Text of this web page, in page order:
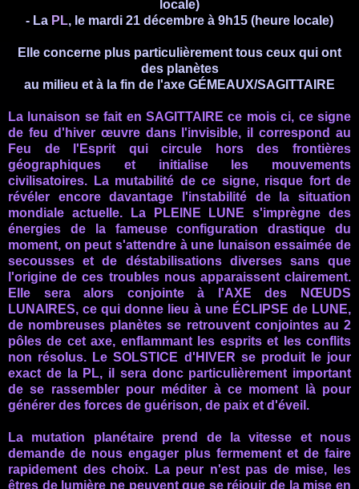
locale)
- La PL, le mardi 21 décembre à 9h15 (heure locale)
Elle concerne plus particulièrement tous ceux qui ont
des planètes
au milieu et à la fin de l'axe GÉMEAUX/SAGITTAIRE
La lunaison se fait en SAGITTAIRE ce mois ci, ce signe
de feu d'hiver œuvre dans l'invisible, il correspond au
Feu de l'Esprit qui circule hors des frontières
géographiques et initialise les mouvements
civilisatoires. La mutabilité de ce signe, risque fort de
révéler encore davantage l'instabilité de la situation
mondiale actuelle. La PLEINE LUNEs'imprègne des
énergies de la fameuse configuration drastique du
moment, on peut s'attendre à une lunaisonessaimée de
secousses et de déstabilisations diverses sans que
l'origine de ces troubles nous apparaissent clairement.
Elle sera alors conjointe à l'AXE des NŒUDS
LUNAIRES, ce qui donne lieu à une ÉCLIPSE de LUNE,
de nombreuses planètes se retrouvent conjointes au 2
pôles de cet axe, enflammant les esprits et les conflits
non résolus. Le SOLSTICE d'HIVER se produit le jour
exact de la PL, il sera donc particulièrement important
de se rassembler pour méditer à ce moment là pour
générer des forces de guérison, de paix et d'éveil.
La mutation planétaire prend de la vitesse et nous
demande de nous engager plus fermement et de faire
rapidement des choix.
La peur n'est pas de mise, les
êtres de lumière ne peuvent que se réjouir de la mise en